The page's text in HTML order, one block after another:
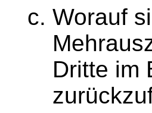
Worauf
Dritte im